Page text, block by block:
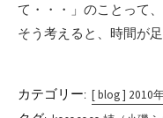
て・・・」のことって
そう考えると、時間が
カテゴリー: [ blog ] 2010